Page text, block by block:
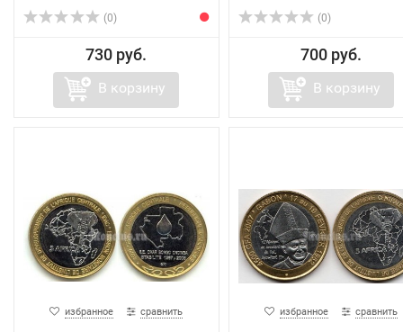
(0)
730 руб.
В корзину
(0)
700 руб.
В корзину
избранное сравнить избранное сравнить